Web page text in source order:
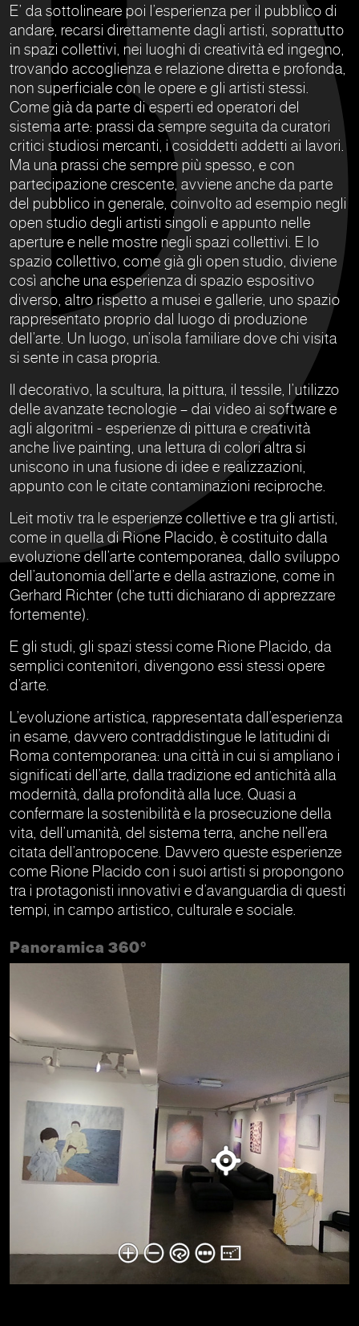
E’ da sottolineare poi l’esperienza per il pubblico di
andare, recarsi direttamente dagli artisti, soprattutto
in spazi collettivi, nei luoghi di creatività ed ingegno,
trovando accoglienza e relazione diretta e profonda,
non superficiale con le opere e gli artisti stessi.
Come già da parte di esperti ed operatori del
sistema arte: prassi da sempre seguita da curatori
critici studiosi mercanti, i cosiddetti addetti ai lavori.
Ma una prassi che sempre più spesso, e con
partecipazione crescente, avviene anche da parte
del pubblico in generale, coinvolto ad esempio negli
open studio degli artisti singoli e appunto nelle
aperture e nelle mostre negli spazi collettivi. E lo
spazio collettivo, come già gli open studio, diviene
così anche una esperienza di spazio espositivo
diverso, altro rispetto a musei e gallerie, uno spazio
rappresentato proprio dal luogo di produzione
dell’arte. Un luogo, un’isola familiare dove chi visita
si sente in casa propria.
Il decorativo, la scultura, la pittura, il tessile, l’utilizzo
delle avanzate tecnologie – dai video ai software e
agli algoritmi - esperienze di pittura e creatività
anche live painting, una lettura di colori altra si
uniscono in una fusione di idee e realizzazioni,
appunto con le citate contaminazioni reciproche.
Leit motiv tra le esperienze collettive e tra gli artisti,
come in quella di Rione Placido, è costituito dalla
evoluzione dell’arte contemporanea, dallo sviluppo
dell’autonomia dell’arte e della astrazione, come in
Gerhard Richter (che tutti dichiarano di apprezzare
fortemente).
E gli studi, gli spazi stessi come Rione Placido, da
semplici contenitori, divengono essi stessi opere
d’arte.
L’evoluzione artistica, rappresentata dall’esperienza
in esame, davvero contraddistingue le latitudini di
Roma contemporanea: una città in cui si ampliano i
significati dell’arte, dalla tradizione ed antichità alla
modernità, dalla profondità alla luce. Quasi a
confermare la sostenibilità e la prosecuzione della
vita, dell’umanità, del sistema terra, anche nell’era
citata dell’antropocene. Davvero queste esperienze
come Rione Placido con i suoi artisti si propongono
tra i protagonisti innovativi e d’avanguardia di questi
tempi, in campo artistico, culturale e sociale.
Panoramica 360°